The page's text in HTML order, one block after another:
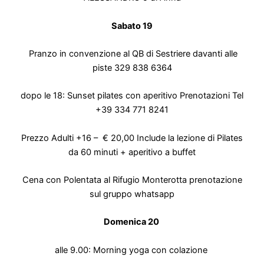
Sabato 19
Pranzo in convenzione al QB di Sestriere davanti alle
piste 329 838 6364
dopo le 18: Sunset pilates con aperitivo Prenotazioni Tel
+39 334 771 8241
Prezzo Adulti +16 – € 20,00 Include la lezione di Pilates
da 60 minuti + aperitivo a buffet
Cena con Polentata al Rifugio Monterotta prenotazione
sul gruppo whatsapp
Domenica 20
alle 9.00: Morning yoga con colazione